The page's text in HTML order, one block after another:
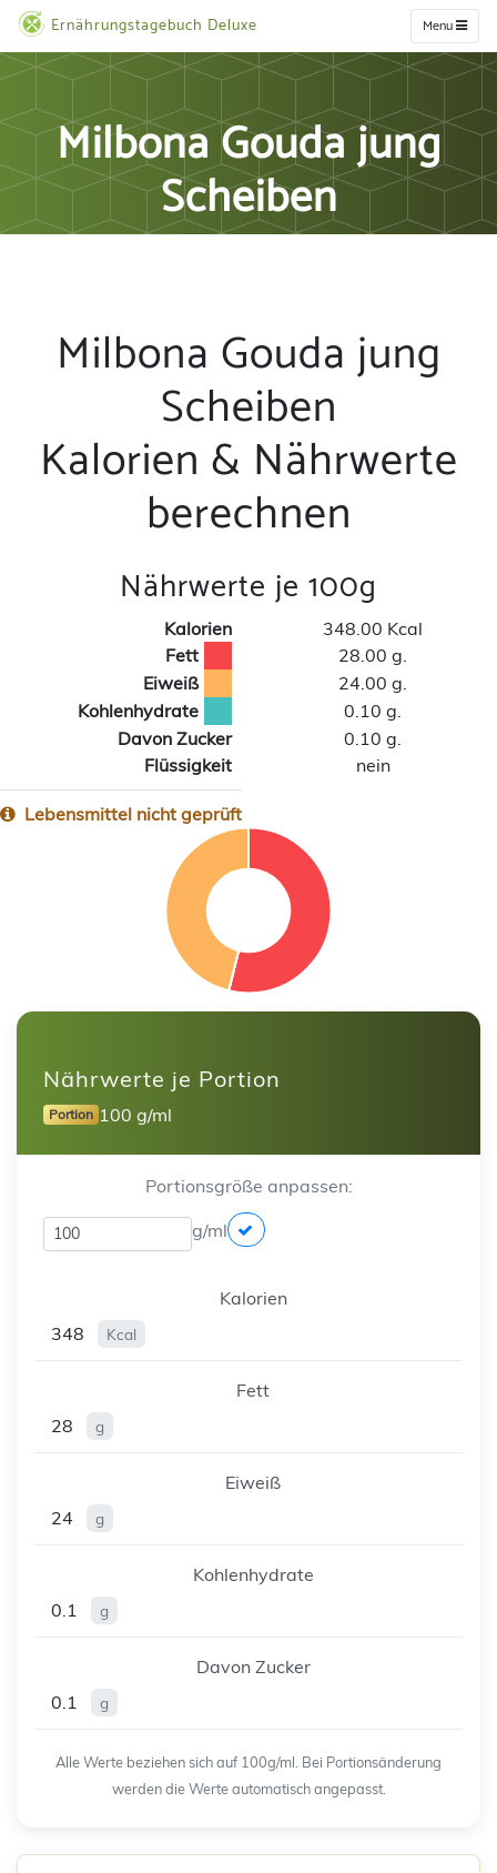
Ernährungstagebuch Deluxe Menu
Milbona Gouda jung
Scheiben
Milbona Gouda jung
Scheiben
Kalorien & Nährwerte
berechnen
Nährwerte je 100g
Kalorien
348.00 Kcal
Fett
28.00 g.
Eiweiß
24.00 g.
Kohlenhydrate
0.10 g.
Davon Zucker
0.10 g.
Flüssigkeit
nein
Lebensmittel nicht geprüft
Nährwerte je Portion
Portion 100 g/ml
Portionsgröße anpassen:
g/ml
Kalorien
348
Kcal
Fett
28
g
Eiweiß
24
g
Kohlenhydrate
0.1
g
Davon Zucker
0.1
g
Alle Werte beziehen sich auf 100g/ml. Bei Portionsänderung
werden die Werte automatisch angepasst.